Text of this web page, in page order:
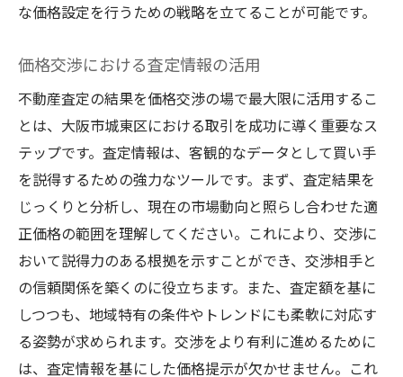
な価格設定を行うための戦略を立てることが可能です。
価格交渉における査定情報の活用
不動産査定の結果を価格交渉の場で最大限に活用するこ
とは、大阪市城東区における取引を成功に導く重要なス
テップです。査定情報は、客観的なデータとして買い手
を説得するための強力なツールです。まず、査定結果を
じっくりと分析し、現在の市場動向と照らし合わせた適
正価格の範囲を理解してください。これにより、交渉に
おいて説得力のある根拠を示すことができ、交渉相手と
の信頼関係を築くのに役立ちます。また、査定額を基に
しつつも、地域特有の条件やトレンドにも柔軟に対応す
る姿勢が求められます。交渉をより有利に進めるために
は、査定情報を基にした価格提示が欠かせません。これ